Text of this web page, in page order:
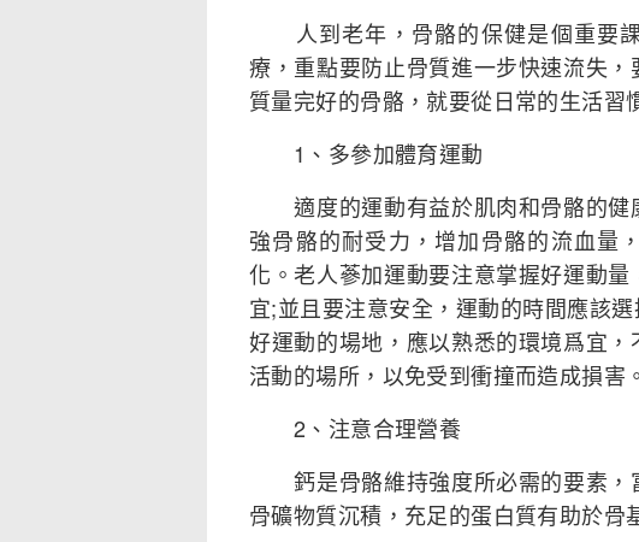
人到老年，骨骼的保健是個重要
療，重點要防止骨質進一步快速流失
質量完好的骨骼，就要從日常的生活習
1、多參加體育運動
適度的運動有益於肌肉和骨骼的健
強骨骼的耐受力，增加骨骼的流血量
化。老人蔘加運動要注意掌握好運動
宜;並且要注意安全，運動的時間應該
好運動的場地，應以熟悉的環境爲宜
活動的場所，以免受到衝撞而造成損害。
2、注意合理營養
鈣是骨骼維持強度所必需的要素，
骨礦物質沉積，充足的蛋白質有助於骨